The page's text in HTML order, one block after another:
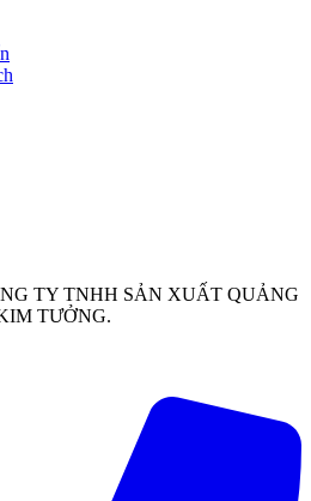
TY TNHH SẢN XUẤT QUẢNG
TƯỞNG.